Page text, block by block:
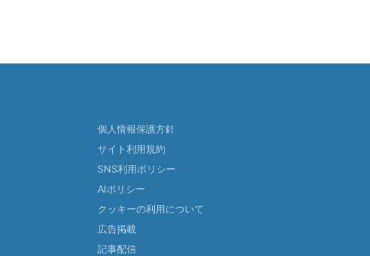
個人情報保護方針
サイト利用規約
SNS利用ポリシー
AIポリシー
クッキーの利用について
広告掲載
記事配信